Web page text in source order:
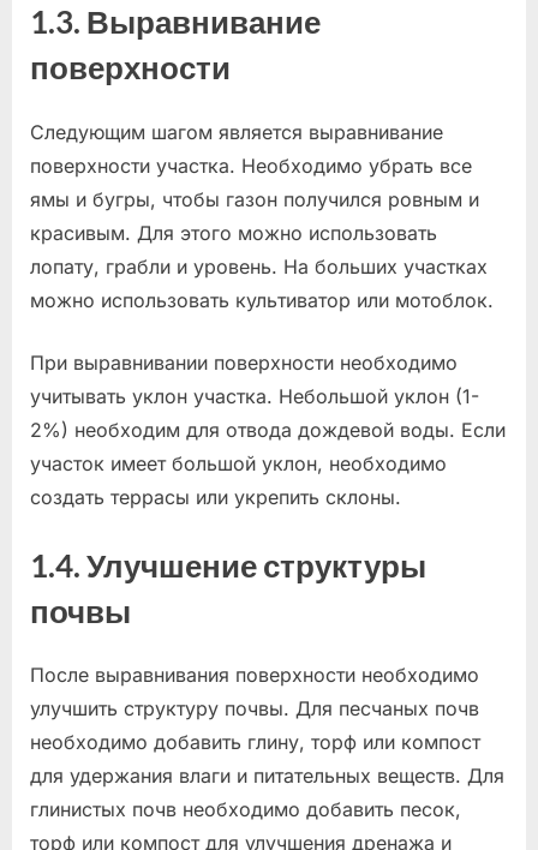
1.3. Выравнивание
поверхности
Следующим шагом является выравнивание
поверхности участка. Необходимо убрать все
ямы и бугры, чтобы газон получился ровным и
красивым. Для этого можно использовать
лопату, грабли и уровень. На больших участках
можно использовать культиватор или мотоблок.
При выравнивании поверхности необходимо
учитывать уклон участка. Небольшой уклон (1-
2%) необходим для отвода дождевой воды. Если
участок имеет большой уклон, необходимо
создать террасы или укрепить склоны.
1.4. Улучшение структуры
почвы
После выравнивания поверхности необходимо
улучшить структуру почвы. Для песчаных почв
необходимо добавить глину, торф или компост
для удержания влаги и питательных веществ. Для
глинистых почв необходимо добавить песок,
торф или компост для улучшения дренажа и